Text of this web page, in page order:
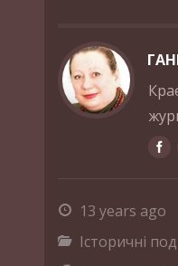
13 years ago
Історичні